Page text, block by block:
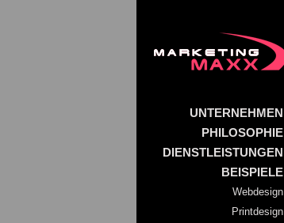
UNTERNEHMEN
PHILOSOPHIE
DIENSTLEISTUNGEN
BEISPIELE
Webdesign
Printdesign